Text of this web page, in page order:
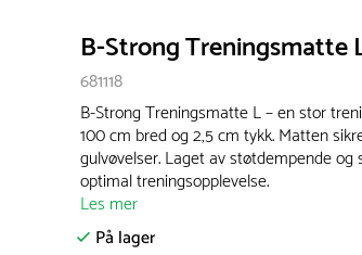
B-Strong Treningsmatte
681118
B-Strong Treningsmatte L – en stor
100 cm bred og 2,5 cm tykk. Matten
gulvøvelser. Laget av støtdempende
optimal treningsopplevelse.
Les mer
På lager